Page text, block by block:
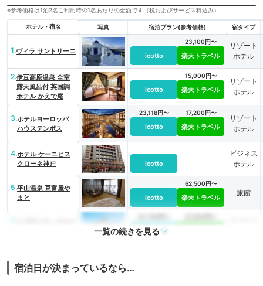
※参考価格は1泊2名ご利用時の1名あたりの金額です（税およびサービス料込み）
ホテル・宿名 写真 宿泊プラン(参考価格) 宿タイプ
1.ヴィラ サントリーニ
icotto
23,100円〜
楽天トラベル
リゾート
ホテル
2.伊豆高原温泉 全室
露天風呂付 英国調
ホテル かえで庵
icotto
15,000円〜
楽天トラベル
リゾート
ホテル
3.ホテルヨーロッパ
ハウステンボス
23,118円〜
icotto
17,200円〜
楽天トラベル
リゾート
ホテル
4.ホテル ケーニヒス
クローネ神戸
icotto
ビジネス
ホテル
5.平山温泉 豆富屋や
まと
icotto
62,500円〜
楽天トラベル
旅館
icotto
堀 釣り宿 長者屋敷
一覧の続きを見る
宿泊日が決まっているなら…